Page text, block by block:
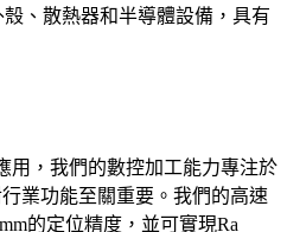
、散熱器和半導體設備，具有
用，我們的數控加工能力專注於
業功能至關重要。我們的高速
的定位精度，並可實現Ra